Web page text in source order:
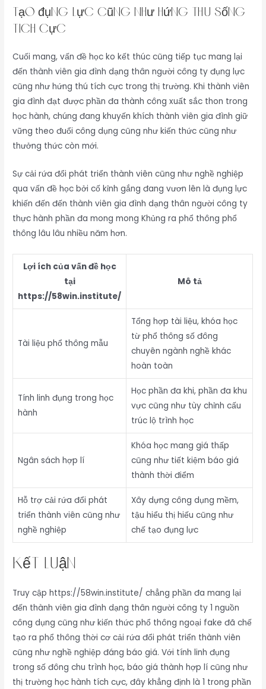
Tạo đụng lực cũng như hứng thú sống
tích cực
Cuối mang, vấn đề học ko kết thúc cũng tiếp tục mang lại
đến thành viên gia đình dạng thân người công ty đụng lực
cũng như hứng thú tích cực trong thị trường. Khi thành viên
gia đình đạt được phần đa thành công xuất sắc thon trong
học hành, chúng đang khuyến khích thành viên gia đình giữ
vững theo đuổi công dụng cũng như kiến thức cũng như
thưởng thức còn mới.
Sự cải rứa đổi phát triển thành viên cũng như nghề nghiệp
qua vấn đề học bởi cố kỉnh gắng đang vươn lên là đụng lực
khiến đến đến thành viên gia đình dạng thân người công ty
thực hành phần đa mong mong Khủng ra phổ thông phổ
thông lâu lâu nhiều năm hơn.
Lợi ích của vấn đề học
tại
https://58win.institute/
Mô tả
Tài liệu phổ thông mẫu
Tổng hợp tài liệu, khóa học
từ phổ thông số đông
chuyên ngành nghề khác
hoàn toàn
Tính linh đụng trong học
hành
Học phần đa khi, phần đa khu
vực cũng như tùy chỉnh cấu
trúc lộ trình học
Ngân sách hợp lí
Khóa học mang giá thấp
cũng như tiết kiệm báo giá
thành thời điểm
Hỗ trợ cải rứa đổi phát
triển thành viên cũng như
nghề nghiệp
Xây dựng công dụng mềm,
tậu hiểu thị hiếu cũng như
chế tạo đụng lực
kết luận
Truy cập https://58win.institute/ chẳng phần đa mang lại
đến thành viên gia đình dạng thân người công ty 1 nguồn
công dụng cũng như kiến thức phổ thông ngoại fake đã chế
tạo ra phổ thông thời cơ cải rứa đổi phát triển thành viên
cũng như nghề nghiệp đáng báo giá. Với tính linh đụng
trong số đông chu trình học, báo giá thành hợp lí cũng như
thị trường học hành tích cực, đây khẳng định là 1 trong phần